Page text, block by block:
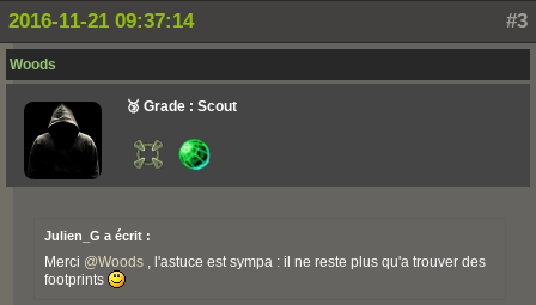
#3
2016-11-21 09:37:14
Woods
🥉 Grade : Scout
Julien_G a écrit :
Merci @Woods , l'astuce est sympa : il ne reste plus qu'a trouver des
footprints